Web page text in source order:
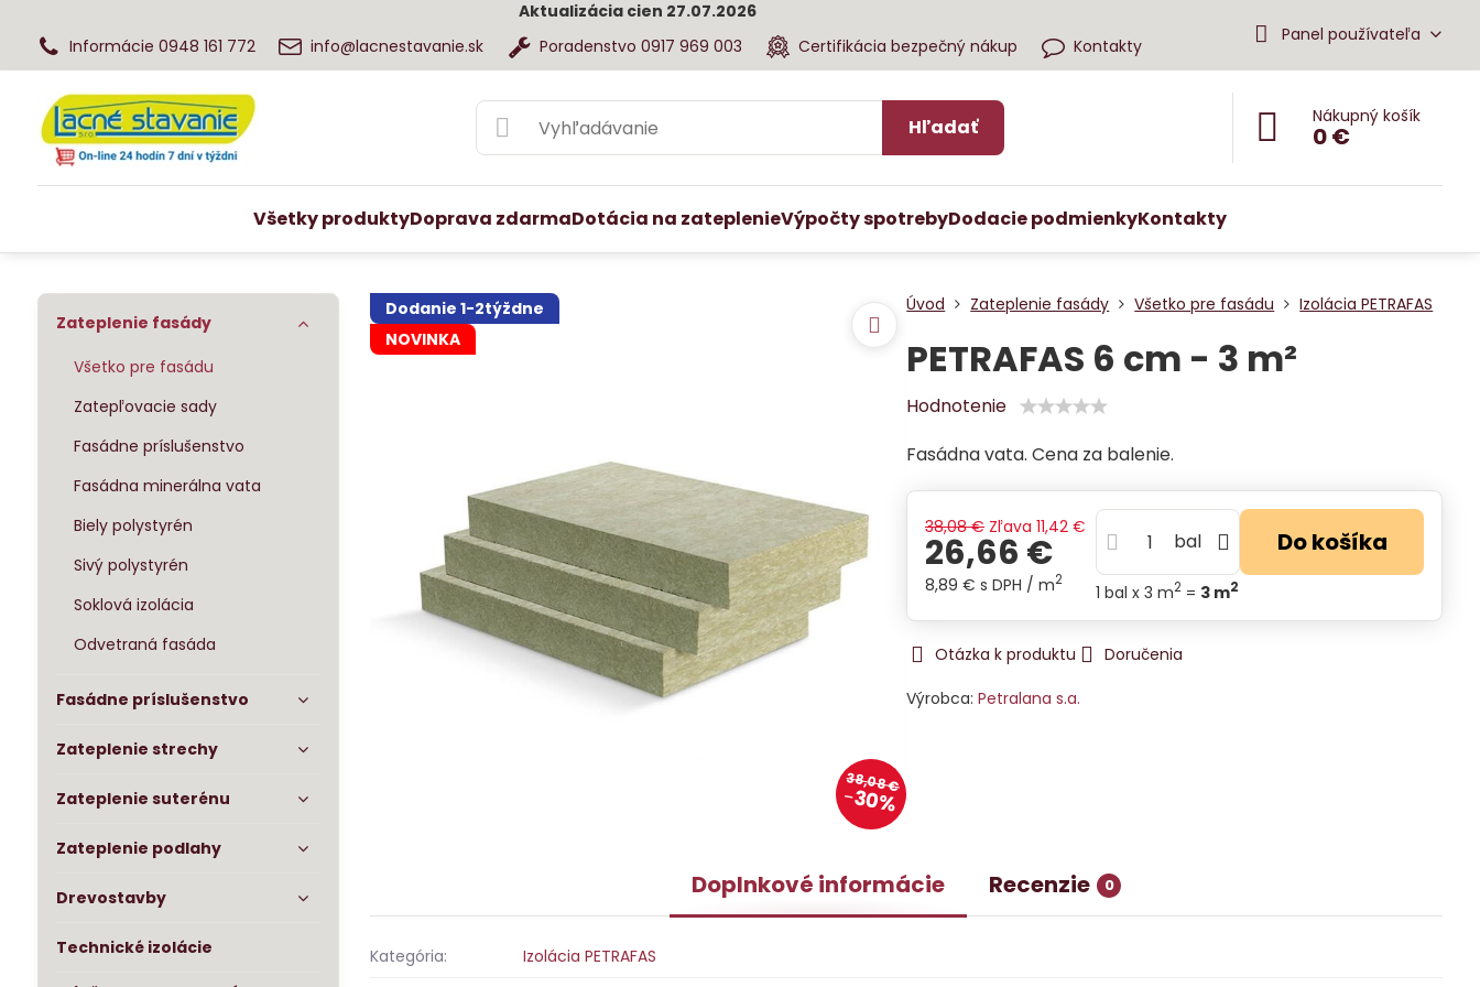
Aktualizácia cien 27.07.2026
Informácie 0948 161 772
info@lacnestavanie.sk Poradenstvo 0917 969 003 Certifikácia bezpečný nákup Kontakty
Panel používateľa
Hľadať Nákupný košík
0 €
Všetky produktyDoprava zdarmaDotácia na zateplenieVýpočty spotrebyDodacie podmienkyKontakty
Dodanie 1-2týždne
NOVINKA
38,08 €
30%
Úvod Zateplenie fasády Všetko pre fasádu Izolácia PETRAFAS
PETRAFAS 6 cm - 3 m²
Hodnotenie
Fasádna vata. Cena za balenie.
38,08 € Zľava 11,42 €
26,66 €
8,89 € s DPH / m2
bal Do košíka
1 bal x 3 m2= 3m2
Otázka k produktu
Doručenia
Výrobca:Petralana s.a.
Doplnkové informácie Recenzie 0
Kategória: Izolácia PETRAFAS
Zateplenie fasády
Všetko pre fasádu
Zatepľovacie sady
Fasádne príslušenstvo
Fasádna minerálna vata
Biely polystyrén
Sivý polystyrén
Soklová izolácia
Odvetraná fasáda
Fasádne príslušenstvo
Zateplenie strechy
Zateplenie suterénu
Zateplenie podlahy
Drevostavby
Technické izolácie